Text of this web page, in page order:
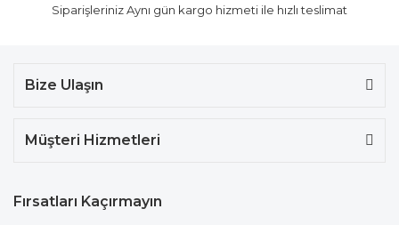
Siparişleriniz Aynı gün kargo hizmeti ile hızlı teslimat
Bize Ulaşın
Müşteri Hizmetleri
Fırsatları Kaçırmayın